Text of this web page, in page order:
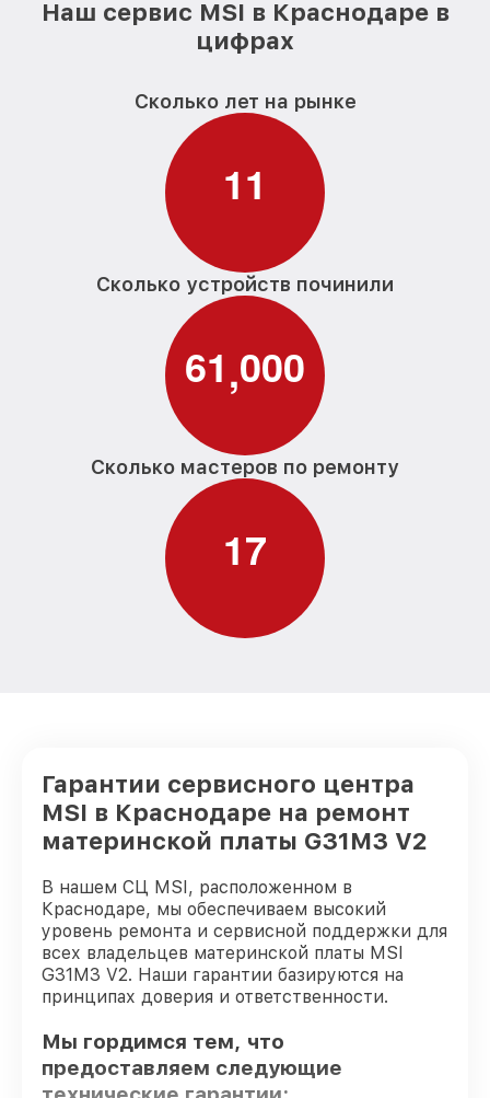
Наш сервис MSI в Краснодаре в
цифрах
Сколько лет на рынке
11
Сколько устройств починили
61,000
Сколько мастеров по ремонту
17
Гарантии сервисного центра
MSI в Краснодаре на ремонт
материнской платы G31M3 V2
В нашем СЦ MSI, расположенном в
Краснодаре, мы обеспечиваем высокий
уровень ремонта и сервисной поддержки для
всех владельцев материнской платы MSI
G31M3 V2. Наши гарантии базируются на
принципах доверия и ответственности.
Мы гордимся тем, что
предоставляем следующие